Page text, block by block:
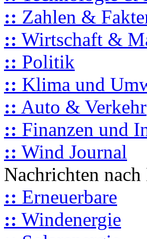
:: Zahlen &
:: Wirtschaft &
:: Politik
:: Klima und
:: Auto & Verkehr
:: Finanzen und
:: Wind Journal
Nachrichten
:: Erneuerbare
:: Windenergie